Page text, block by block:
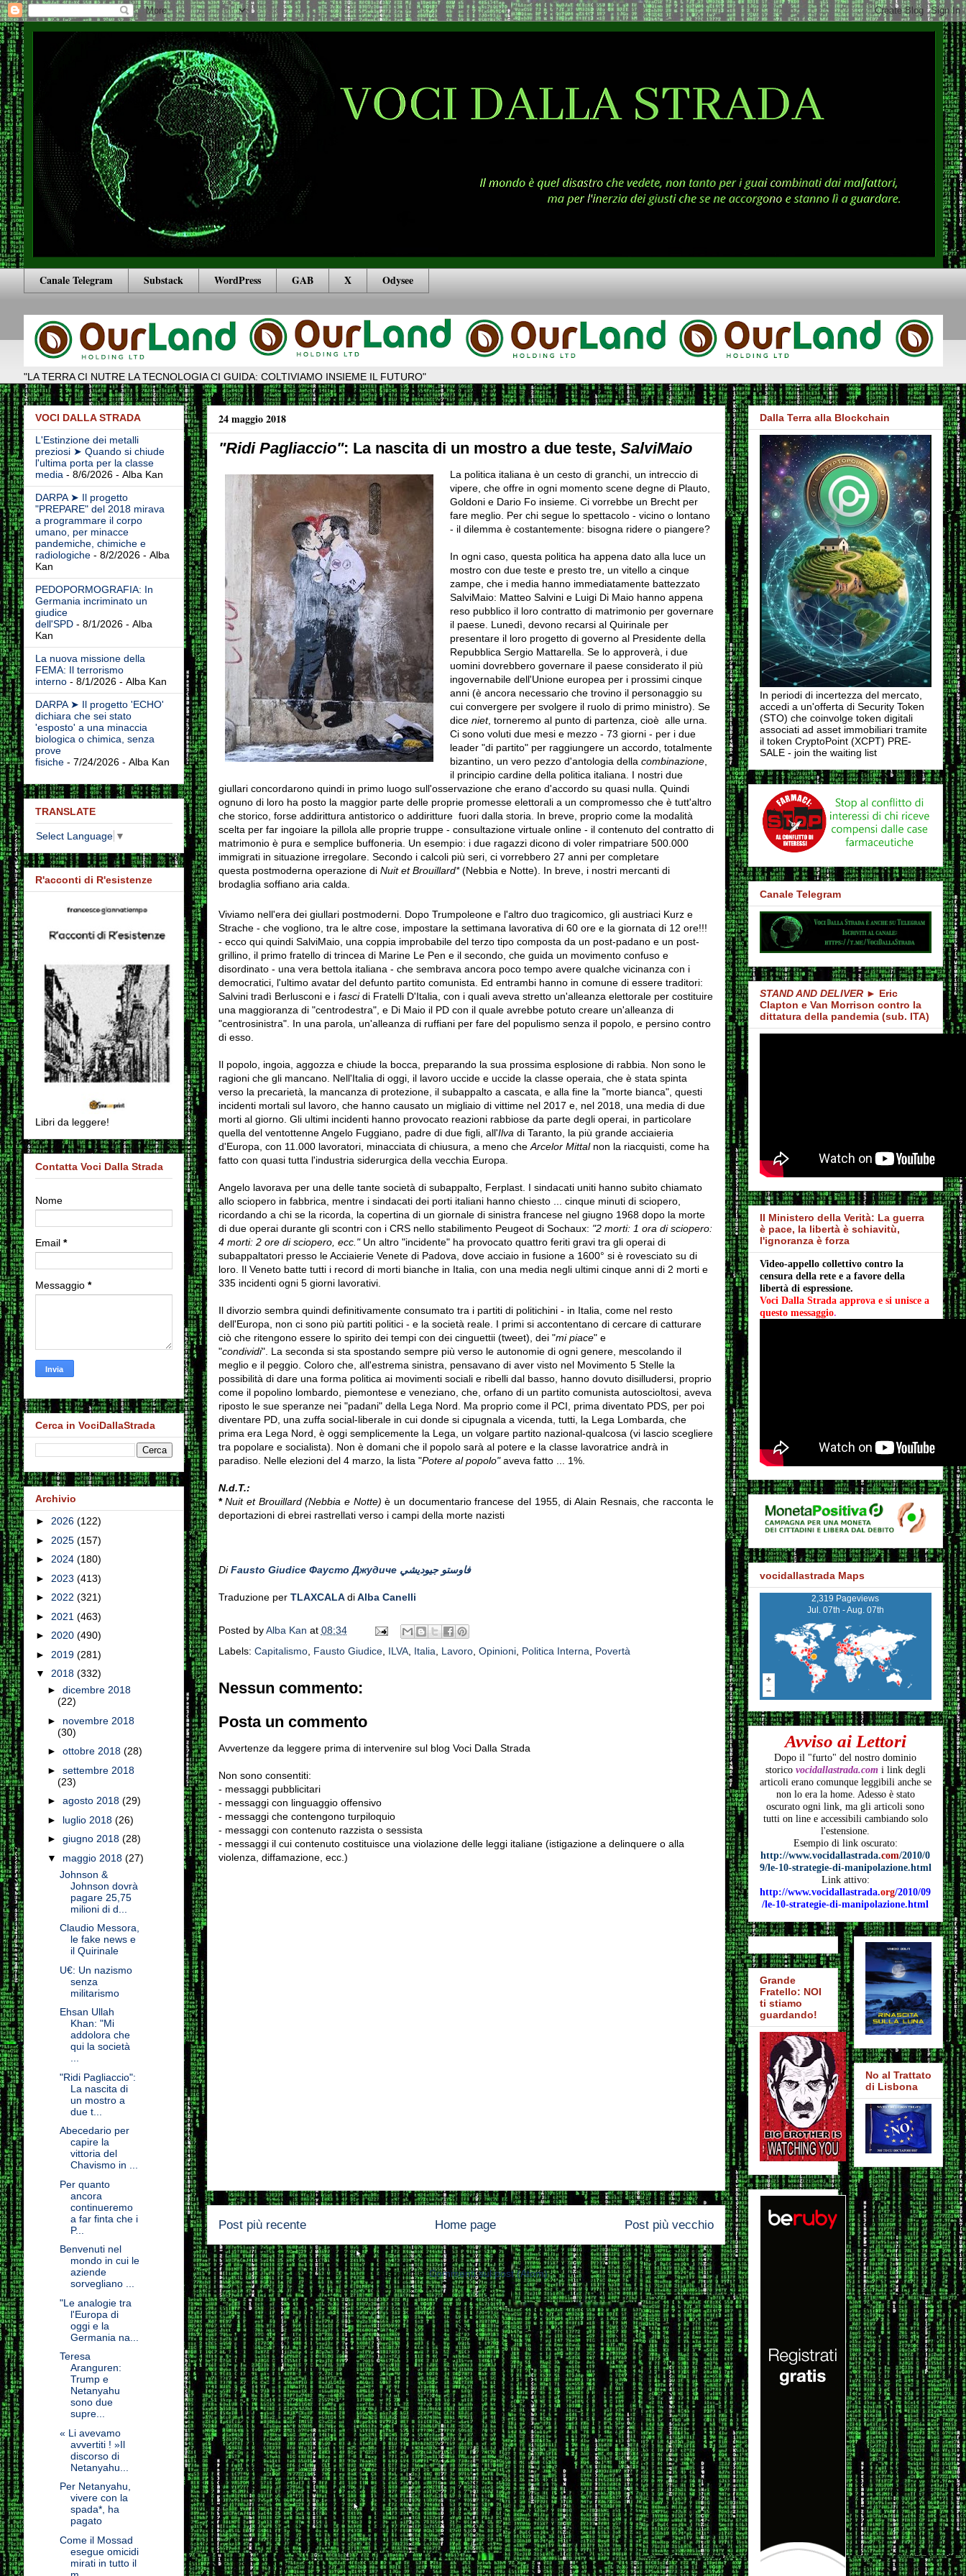
Canale Telegram Substack WordPress GAB X Odysee
"LA TERRA CI NUTRE LA TECNOLOGIA CI GUIDA: COLTIVIAMO INSIEME IL FUTURO"
24 maggio 2018
"Ridi Pagliaccio": La nascita di un mostro a due teste, SalviMaio
La politica italiana è un cesto di granchi, un intreccio di
vipere, che offre in ogni momento scene degne di Plauto,
Goldoni e Dario Fo insieme. Ci vorrebbe un Brecht per
fare meglio. Per chi segue lo spettacolo - vicino o lontano
- il dilemma è costantemente: bisogna ridere o piangere?
In ogni caso, questa politica ha appena dato alla luce un
mostro con due teste e presto tre, un vitello a cinque
zampe, che i media hanno immediatamente battezzato
SalviMaio: Matteo Salvini e Luigi Di Maio hanno appena
reso pubblico il loro contratto di matrimonio per governare
il paese. Lunedì, devono recarsi al Quirinale per
presentare il loro progetto di governo al Presidente della
Repubblica Sergio Mattarella. Se lo approverà, i due
uomini dovrebbero governare il paese considerato il più
ingovernabile dell'Unione europea per i prossimi cinque
anni (è ancora necessario che trovino il personaggio su
cui convergere per svolgere il ruolo di primo ministro). Se
dice niet, torneremo al punto di partenza, cioè alle urna.
Ci sono voluti due mesi e mezzo - 73 giorni - per i due
leader "di partito" per raggiungere un accordo, totalmente
bizantino, un vero pezzo d'antologia della combinazione,
il principio cardine della politica italiana. I nostri due
giullari concordarono quindi in primo luogo sull'osservazione che erano d'accordo su quasi nulla. Quindi
ognuno di loro ha posto la maggior parte delle proprie promesse elettorali a un compromesso che è tutt'altro
che storico, forse addirittura antistorico o addiritture fuori dalla storia. In breve, proprio come la modalità
scelta per far ingoiare la pillola alle proprie truppe - consultazione virtuale online - il contenuto del contratto di
matrimonio è pura e semplice buffoneria. Un esempio: i due ragazzi dicono di voler rimpatriare 500.000
immigrati in situazione irregolare. Secondo i calcoli più seri, ci vorrebbero 27 anni per completare
questa postmoderna operazione di Nuit et Brouillard*(Nebbia e Notte). In breve, i nostri mercanti di
brodaglia soffiano aria calda.
Viviamo nell'era dei giullari postmoderni. Dopo Trumpoleone e l'altro duo tragicomico, gli austriaci Kurz e
Strache - che vogliono, tra le altre cose, impostare la settimana lavorativa di 60 ore e la giornata di 12 ore!!!
- ecco qui quindi SalviMaio, una coppia improbabile del terzo tipo composta da un post-padano e un post-
grillino, il primo fratello di trincea di Marine Le Pen e il secondo, che guida un movimento confuso e
disordinato - una vera bettola italiana - che sembrava ancora poco tempo avere qualche vicinanza con i
democratici, l'ultimo avatar del defunto partito comunista. Ed entrambi hanno in comune di essere traditori:
Salvini tradì Berlusconi e i fascidi Fratelli D'Italia, con i quali aveva stretto un'alleanza elettorale per costituire
una maggioranza di "centrodestra", e Di Maio il PD con il quale avrebbe potuto creare un'alleanza di
"centrosinistra". In una parola, un'alleanza di ruffiani per fare del populismo senza il popolo, e persino contro
di esso.
Il popolo, ingoia, aggozza e chiude la bocca, preparando la sua prossima esplosione di rabbia. Non sono le
ragioni che gli mancano. Nell'Italia di oggi, il lavoro uccide e uccide la classe operaia, che è stata spinta
verso la precarietà, la mancanza di protezione, il subappalto a cascata, e alla fine la "morte bianca", questi
incidenti mortali sul lavoro, che hanno causato un migliaio di vittime nel 2017 e, nel 2018, una media di due
morti al giorno. Gli ultimi incidenti hanno provocato reazioni rabbiose da parte degli operai, in particolare
quella del ventottenne Angelo Fuggiano, padre di due figli, all'Ilva di Taranto, la più grande acciaieria
d'Europa, con 11.000 lavoratori, minacciata di chiusura, a meno che Arcelor Mittalnon la riacquisti, come ha
fatto con quasi tutta l'industria siderurgica della vecchia Europa.
Angelo lavorava per una delle tante società di subappalto, Ferplast. I sindacati uniti hanno subito chiamato
allo sciopero in fabbrica, mentre i sindacati dei porti italiani hanno chiesto ... cinque minuti di sciopero,
ricordando a chi se la ricorda, la copertina di un giornale di sinistra francese nel giugno 1968 dopo la morte
di due operai durante gli scontri con i CRS nello stabilimento Peugeot di Sochaux: "2 morti: 1 ora di sciopero:
4 morti: 2 ore di sciopero, ecc."Un altro "incidente" ha provocato quattro feriti gravi tra gli operai di
subappaltatori presso le Acciaierie Venete di Padova, dove acciaio in fusione a 1600° si è rovesciato su di
loro. Il Veneto batte tutti i record di morti bianche in Italia, con una media negli ultimi cinque anni di 2 morti e
335 incidenti ogni 5 giorni lavorativi.
Il divorzio sembra quindi definitivamente consumato tra i partiti di politichini - in Italia, come nel resto
dell'Europa, non ci sono più partiti politici - e la società reale. I primi si accontentano di cercare di catturare
ciò che ritengono essere lo spirito dei tempi con dei cinguettii (tweet), dei "mi piace" e
"condividi". La seconda si sta spostando sempre più verso le autonomie di ogni genere, mescolando il
meglio e il peggio. Coloro che, all'estrema sinistra, pensavano di aver visto nel Movimento 5 Stelle la
possibilità di dare una forma politica ai movimenti sociali e ribelli dal basso, hanno dovuto disilludersi, proprio
come il popolino lombardo, piemontese e veneziano, che, orfano di un partito comunista autoscioltosi, aveva
riposto le sue speranze nei "padani" della Lega Nord. Ma proprio come il PCI, prima diventato PDS, per poi
diventare PD, una zuffa social-liberale in cui donde si cipugnala a vicenda, tutti, la Lega Lombarda, che
prima era Lega Nord, è oggi semplicemente la Lega, un volgare partito nazional-qualcosa (vi lascio scegliere
tra popolare e socialista). Non è domani che il popolo sarà al potere e la classe lavoratrice andrà in
paradiso. Nelle elezioni del 4 marzo, la lista "Potere al popolo"aveva fatto ... 1%.
N.d.T.:
* Nuit et Brouillard (Nebbia e Notte) è un documentario francese del 1955, di Alain Resnais, che racconta le
deportazioni di ebrei rastrellati verso i campi della morte nazisti
Di Fausto Giudice Фаусто Джудиче فاوستو جيوديشي
Traduzione per TLAXCALA di Alba Canelli
Posted byAlba Kan at 08:34
Labels: Capitalismo, Fausto Giudice, ILVA, Italia Lavoro, Opinioni, Politica Interna Povertà
Nessun commento:
Posta un commento
Avvertenze da leggere prima di intervenire sul blog Voci Dalla Strada
Non sono consentiti:
- messaggi pubblicitari
- messaggi con linguaggio offensivo
- messaggi che contengono turpiloquio
- messaggi con contenuto razzista o sessista
- messaggi il cui contenuto costituisce una violazione delle leggi italiane (istigazione a delinquere o alla
violenza, diffamazione, ecc.)
Post più recente Post più vecchio
Home page
Iscriviti a:Commenti sul post (Atom)
VOCI DALLA STRADA
L'Estinzione dei metalli
preziosi ➤ Quando si chiude
l'ultima porta per la classe
media - 8/6/2026- Alba Kan
DARPA ➤ Il progetto
"PREPARE" del 2018 mirava
a programmare il corpo
umano, per minacce
pandemiche, chimiche e
radiologiche- 8/2/2026- Alba
Kan
PEDOPORMOGRAFIA: In
Germania incriminato un
giudice
dell'SPD- 8/1/2026- Alba
Kan
La nuova missione della
FEMA: Il terrorismo
interno- 8/1/2026- Alba Kan
DARPA ➤ Il progetto 'ECHO'
dichiara che sei stato
'esposto' a una minaccia
biologica o chimica, senza
prove
fisiche- 7/24/2026- Alba Kan
TRANSLATE
Select Language ▼
R'acconti di R'esistenze
Libri da leggere!
Contatta Voci Dalla Strada
Nome
Email *
Messaggio *
Cerca in VociDallaStrada
Archivio
► 2026 (122)
► 2025 (157)
► 2024 (180)
► 2023 (413)
► 2022 (321)
► 2021 (463)
► 2020 (490)
► 2019 (281)
▼ 2018 (332)
►dicembre 2018
(22)
► novembre 2018
(30)
►ottobre 2018(28)
►settembre 2018
(23)
►agosto 2018(29)
► luglio 2018(26)
►giugno 2018(28)
▼ maggio 2018(27)
Johnson &
Johnson dovrà
pagare 25,75
milioni di d...
Claudio Messora,
le fake news e
il Quirinale
U€: Un nazismo
senza
militarismo
Ehsan Ullah
Khan: "Mi
addolora che
qui la società
...
"Ridi Pagliaccio":
La nascita di
un mostro a
due t...
Abecedario per
capire la
vittoria del
Chavismo in ...
Per quanto
ancora
continueremo
a far finta che i
P...
Benvenuti nel
mondo in cui le
aziende
sorvegliano ...
"Le analogie tra
l'Europa di
oggi e la
Germania na...
Teresa
Aranguren:
Trump e
Netanyahu
sono due
supre...
« Li avevamo
avvertiti ! »Il
discorso di
Netanyahu...
Per Netanyahu,
vivere con la
spada*, ha
pagato
Come il Mossad
esegue omicidi
mirati in tutto il
Dalla Terra alla Blockchain
In periodi di incertezza del mercato,
accedi a un'offerta di Security Token
(STO) che coinvolge token digitali
associati ad asset immobiliari tramite
il token CryptoPoint (XCPT) PRE-
SALE - join the waiting list
Canale Telegram
STAND AND DELIVER► Eric
Clapton e Van Morrison contro la
dittatura della pandemia (sub. ITA)
Il Ministero della Verità: La guerra
è pace, la libertà è schiavitù,
l'ignoranza è forza
Video-appello collettivo contro la
censura della rete e a favore della
libertà di espressione.
Voci Dalla Strada approva e si unisce a
questo messaggio.
vocidallastrada Maps
2,319 Pageviews
Jul. 07th - Aug. 07th
Avviso ai Lettori
Dopo il "furto" del nostro dominio
storico vocidallastrada.comi link degli
articoli erano comunque leggibili anche se
non lo era la home. Adesso è stato
oscurato ogni link, ma gli articoli sono
tutti on line e accessibili cambiando solo
l'estensione.
Esempio di link oscurato:
http://www.vocidallastrada.com/2010/0
9/le-10-strategie-di-manipolazione.html
Link attivo:
http://www.vocidallastrada.org/2010/09
/le-10-strategie-di-manipolazione.html
Grande
Fratello: NOI
ti stiamo
guardando!
No al Trattato
di Lisbona